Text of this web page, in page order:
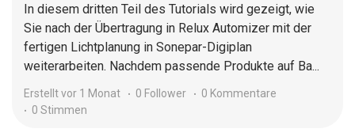
In diesem dritten Teil des Tutorials wird gezeigt, wie
Sie nach der Übertragung in Relux Automizer mit der
fertigen Lichtplanung in Sonepar-Digiplan
weiterarbeiten. Nachdem passende Produkte auf Ba...
Erstelltvor 1 Monat 0 Follower
0 Kommentare
0 Stimmen